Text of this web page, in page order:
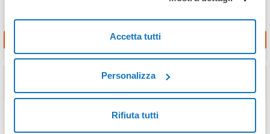
Accetta tutti
Personalizza
Rifiuta tutti
Richiedi